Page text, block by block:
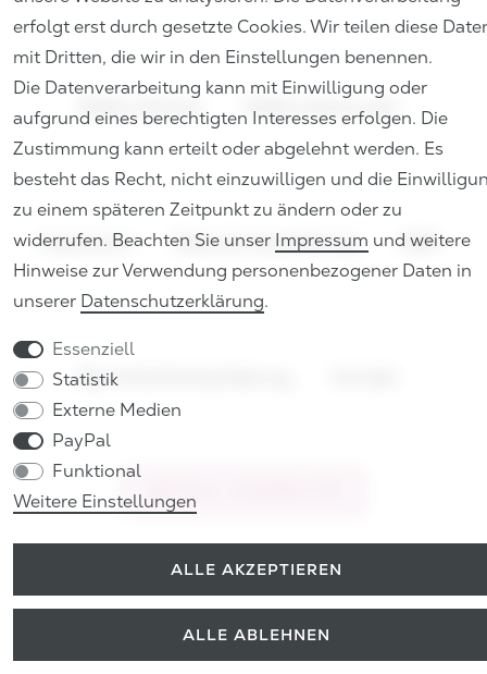
Widerrufs­recht Widerrufs­formular
Impressum Daten­schutz­erklärung AGB
Barrierefreiheitserklärung
VERTRAG WIDERRUFEN
erfolgt erst durch gesetzte Cookies. Wir teilen diese
mit Dritten, die wir in den Einstellungen benennen.
Die Datenverarbeitung kann mit Einwilligung oder
aufgrund eines berechtigten Interesses erfolgen. Die
Zustimmung kann erteilt oder abgelehnt werden. Es
besteht das Recht, nicht einzuwilligen und die
zu einem späteren Zeitpunkt zu ändern oder zu
widerrufen. Beachten Sie unser Impressum und weitere
Hinweise zur Verwendung personenbezogener Daten in
unserer Daten­schutz­erklärung.
Essenziell
Statistik
Externe Medien
PayPal
Funktional
Weitere Einstellungen
ALLE AKZEPTIEREN
ALLE ABLEHNEN